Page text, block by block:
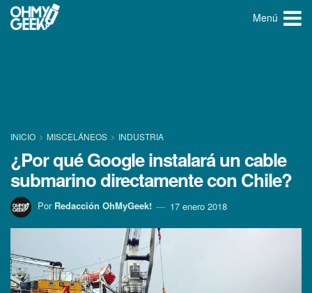
Menú
INICIO MISCELÁNEOS INDUSTRIA
¿Por qué Google instalará un cable
submarino directamente con Chile?
Por Redacción OhMyGeek! 17 enero 2018